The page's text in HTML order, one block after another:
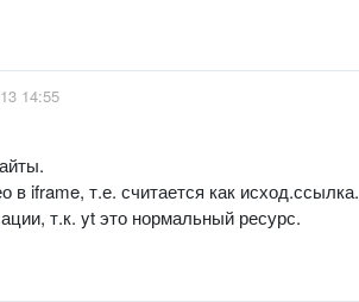
14:55
в iframe, т.е. считается как исход.ссылка.
т.к. yt это нормальный ресурс.